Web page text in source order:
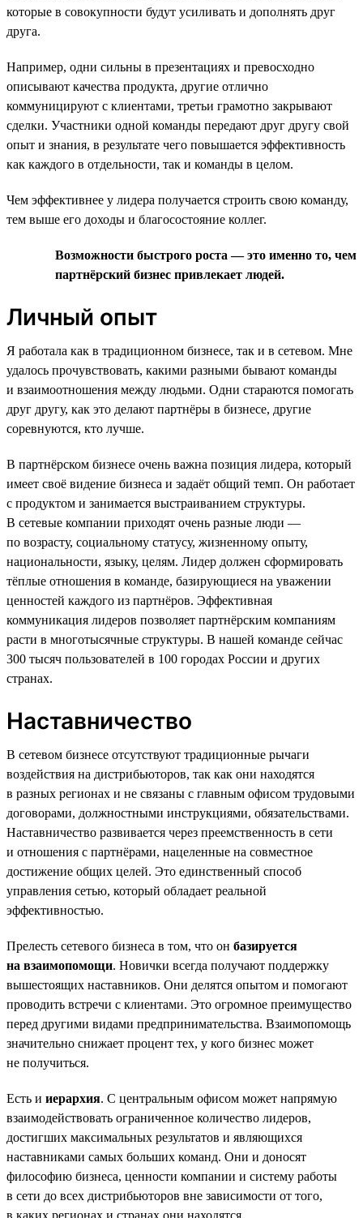
которые в совокупности будут усиливать и дополнять друг
друга.
Например, одни сильны в презентациях и превосходно
описывают качества продукта, другие отлично
коммуницируют с клиентами, третьи грамотно закрывают
сделки. Участники одной команды передают друг другу свой
опыт и знания, в результате чего повышается эффективность
как каждого в отдельности, так и команды в целом.
Чем эффективнее у лидера получается строить свою команду,
тем выше его доходы и благосостояние коллег.
Возможности быстрого роста — это именно то, чем
партнёрский бизнес привлекает людей.
Личный опыт
Я работала как в традиционном бизнесе, так и в сетевом. Мне
удалось прочувствовать, какими разными бывают команды
и взаимоотношения между людьми. Одни стараются помогать
друг другу, как это делают партнёры в бизнесе, другие
соревнуются, кто лучше.
В партнёрском бизнесе очень важна позиция лидера, который
имеет своё видение бизнеса и задаёт общий темп. Он работает
с продуктом и занимается выстраиванием структуры.
В сетевые компании приходят очень разные люди —
по возрасту, социальному статусу, жизненному опыту,
национальности, языку, целям. Лидер должен сформировать
тёплые отношения в команде, базирующиеся на уважении
ценностей каждого из партнёров. Эффективная
коммуникация лидеров позволяет партнёрским компаниям
расти в многотысячные структуры. В нашей команде сейчас
300 тысяч пользователей в 100 городах России и других
странах.
Наставничество
В сетевом бизнесе отсутствуют традиционные рычаги
воздействия на дистрибьюторов, так как они находятся
в разных регионах и не связаны с главным офисом трудовыми
договорами, должностными инструкциями, обязательствами.
Наставничество развивается через преемственность в сети
и отношения с партнёрами, нацеленные на совместное
достижение общих целей. Это единственный способ
управления сетью, который обладает реальной
эффективностью.
Прелесть сетевого бизнеса в том, что он базируется
на взаимопомощи. Новички всегда получают поддержку
вышестоящих наставников. Они делятся опытом и помогают
проводить встречи с клиентами. Это огромное преимущество
перед другими видами предпринимательства. Взаимопомощь
значительно снижает процент тех, у кого бизнес может
не получиться.
Есть и иерархия. С центральным офисом может напрямую
взаимодействовать ограниченное количество лидеров,
достигших максимальных результатов и являющихся
наставниками самых больших команд. Они и доносят
философию бизнеса, ценности компании и систему работы
в сети до всех дистрибьюторов вне зависимости от того,
в каких регионах и странах они находятся.